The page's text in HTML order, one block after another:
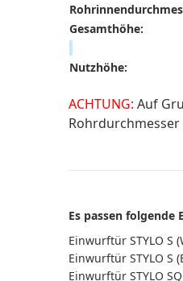
Gesamthöhe:
Nutzhöhe:
ACHTUNG: Auf
Es passen folgende
Einwurftür STYLO S
Einwurftür STYLO S
Einwurftür STYLO